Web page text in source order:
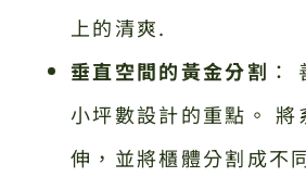
上的清爽.
垂直空間的黃金分割 ：
小坪數設計的重點。 將
伸，並將櫃體分割成不